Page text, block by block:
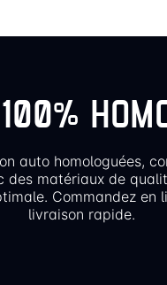
auto homologuées,
des matériaux de
Commandez en
livraison rapide.